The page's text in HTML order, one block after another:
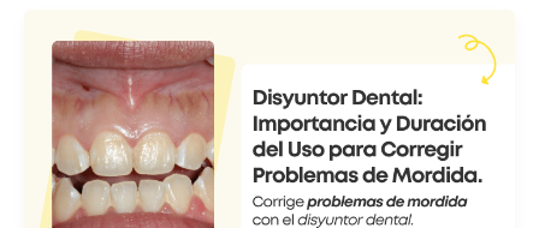
en
tu
clínica
dental
|
guía